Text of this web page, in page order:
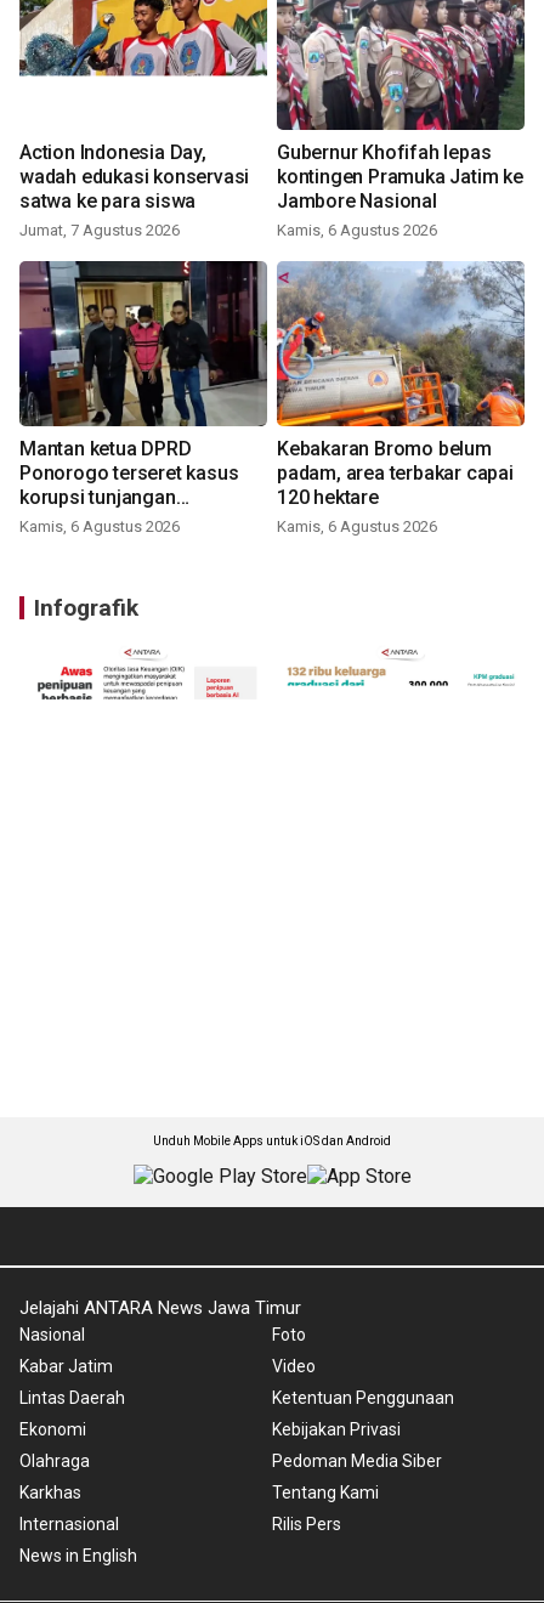
Action Indonesia Day,
wadah edukasi konservasi
satwa ke para siswa
Jumat, 7 Agustus 2026
Gubernur Khofifah lepas
kontingen Pramuka Jatim ke
Jambore Nasional
Kamis, 6 Agustus 2026
Mantan ketua DPRD
Ponorogo terseret kasus
korupsi tunjangan
perumahan
Kamis, 6 Agustus 2026
Kebakaran Bromo belum
padam, area terbakar capai
120 hektare
Kamis, 6 Agustus 2026
Infografik
Unduh Mobile Apps untuk iOS dan Android
Jelajahi ANTARA News Jawa Timur
Nasional
Kabar Jatim
Lintas Daerah
Ekonomi
Olahraga
Karkhas
Internasional
News in English
Foto
Video
Ketentuan Penggunaan
Kebijakan Privasi
Pedoman Media Siber
Tentang Kami
Rilis Pers